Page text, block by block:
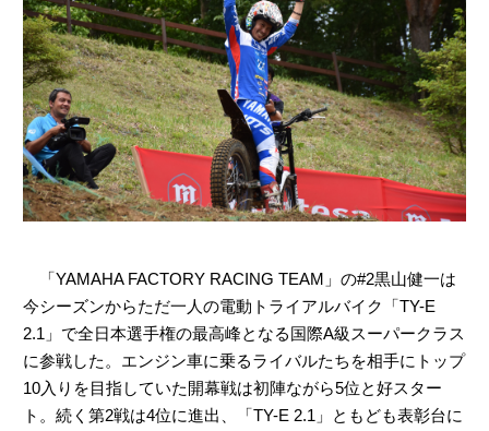
「YAMAHA FACTORY RACING TEAM」の#2黒山健一は
今シーズンからただ一人の電動トライアルバイク「TY-E
2.1」で全日本選手権の最高峰となる国際A級スーパークラス
に参戦した。エンジン車に乗るライバルたちを相手にトップ
10入りを目指していた開幕戦は初陣ながら5位と好スター
ト。続く第2戦は4位に進出、「TY-E 2.1」ともども表彰台に